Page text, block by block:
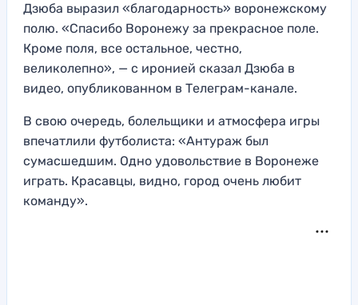
Дзюба выразил «благодарность» воронежскому
полю. «Спасибо Воронежу за прекрасное поле.
Кроме поля, все остальное, честно,
великолепно», — с иронией сказал Дзюба в
видео, опубликованном в Телеграм-канале.
В свою очередь, болельщики и атмосфера игры
впечатлили футболиста: «Антураж был
сумасшедшим. Одно удовольствие в Воронеже
играть. Красавцы, видно, город очень любит
команду».